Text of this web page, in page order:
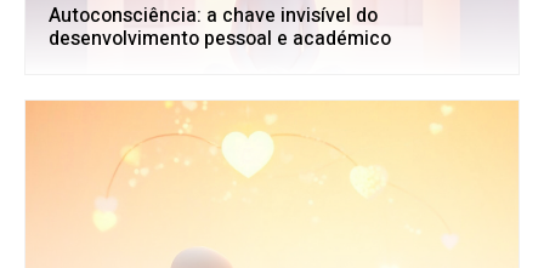
Autoconsciência: a chave invisível do
desenvolvimento pessoal e académico